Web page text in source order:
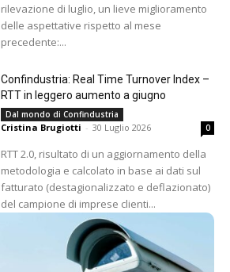
rilevazione di luglio, un lieve miglioramento
delle aspettative rispetto al mese
precedente:...
Confindustria: Real Time Turnover Index –
RTT in leggero aumento a giugno
Dal mondo di Confindustria
Cristina Brugiotti - 30 Luglio 2026 0
RTT 2.0, risultato di un aggiornamento della
metodologia e calcolato in base ai dati sul
fatturato (destagionalizzato e deflazionato)
del campione di imprese clienti...